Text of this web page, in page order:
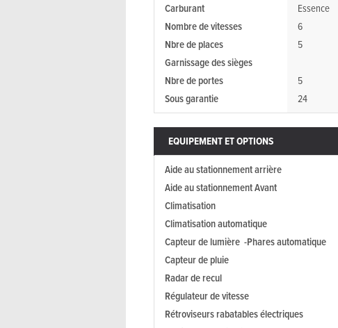
Carburant
Essence
Nombre de vitesses
6
Nbre de places
5
Garnissage des sièges
Nbre de portes
5
Sous garantie
24
EQUIPEMENT ET OPTIONS
Aide au stationnement arrière
Aide au stationnement Avant
Climatisation
Climatisation automatique
Capteur de lumière -Phares automatique
Capteur de pluie
Radar de recul
Régulateur de vitesse
Rétroviseurs rabatables électriques